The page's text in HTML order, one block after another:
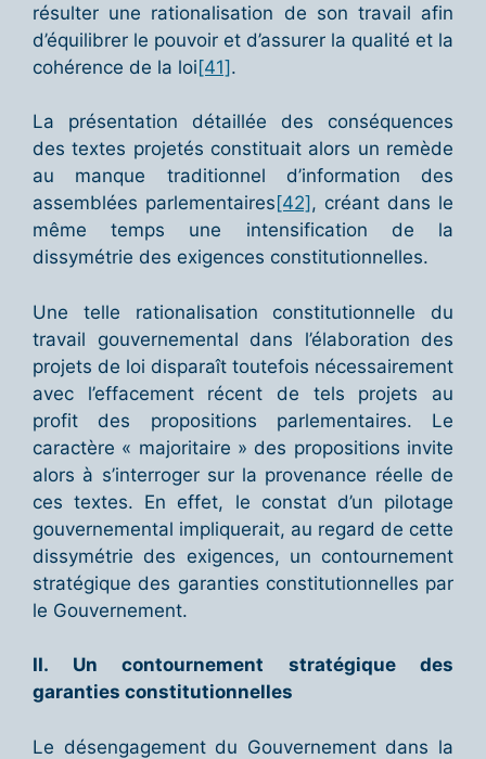
résulter une rationalisation de son travail afin
d’équilibrer le pouvoir et d’assurer la qualité et la
cohérence de la loi[41].
La présentation détaillée des conséquences
des textes projetés constituait alors un remède
au manque traditionnel d’information des
assemblées parlementaires [42] , créant dans le
même temps une intensification de la
dissymétrie des exigences constitutionnelles.
Une telle rationalisation constitutionnelle du
travail gouvernemental dans l’élaboration des
projets de loi disparaît toutefois nécessairement
avec l’effacement récent de tels projets au
profit des propositions parlementaires. Le
caractère « majoritaire » des propositions invite
alors à s’interroger sur la provenance réelle de
ces textes. En effet, le constat d’un pilotage
gouvernemental impliquerait, au regard de cette
dissymétrie des exigences, un contournement
stratégique des garanties constitutionnelles par
le Gouvernement.
II. Un contournement stratégique des
garanties constitutionnelles
Le désengagement du Gouvernement dans la